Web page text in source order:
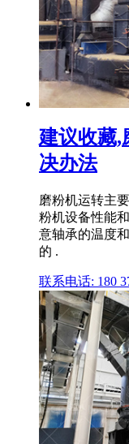
建议收藏,
决办法
磨粉机运转主
粉机设备性能
意轴承的温度
的 .
联系电话: 180